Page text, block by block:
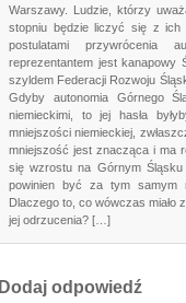
Warszawy. Ludzie, którzy
stopniu będzie liczyć się z ich
postulatami przywrócenia
reprezentantem jest kanapowy
szyldem Federacji Rozwoju
Gdyby autonomia Górnego
niemieckimi, to jej hasła
mniejszości niemieckiej,
mniejszość jest znacząca i ma
się wzrostu na Górnym
powinien być za tym samym
Dlaczego to, co wówczas miało
jej odrzucenia? […]
Dodaj odpowiedź